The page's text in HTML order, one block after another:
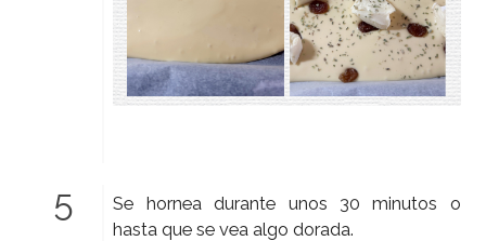
Se hornea durante unos 30 minutos o
hasta que se vea algo dorada.